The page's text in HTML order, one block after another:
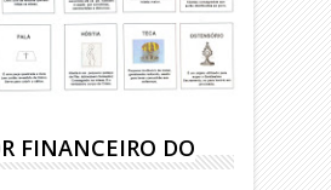
FINANCEIRO DO